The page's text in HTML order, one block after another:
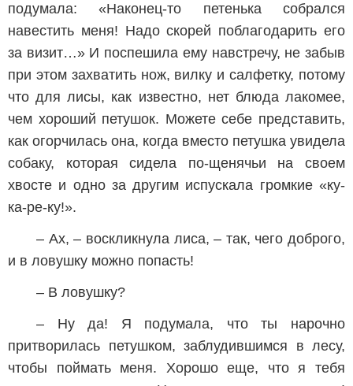
подумала: «Наконец-то петенька собрался
навестить меня! Надо скорей поблагодарить его
за визит…» И поспешила ему навстречу, не забыв
при этом захватить нож, вилку и салфетку, потому
что для лисы, как известно, нет блюда лакомее,
чем хороший петушок. Можете себе представить,
как огорчилась она, когда вместо петушка увидела
собаку, которая сидела по-щенячьи на своем
хвосте и одно за другим испускала громкие «ку-
ка-ре-ку!».
– Ах, – воскликнула лиса, – так, чего доброго,
и в ловушку можно попасть!
– В ловушку?
– Ну да! Я подумала, что ты нарочно
притворилась петушком, заблудившимся в лесу,
чтобы поймать меня. Хорошо еще, что я тебя